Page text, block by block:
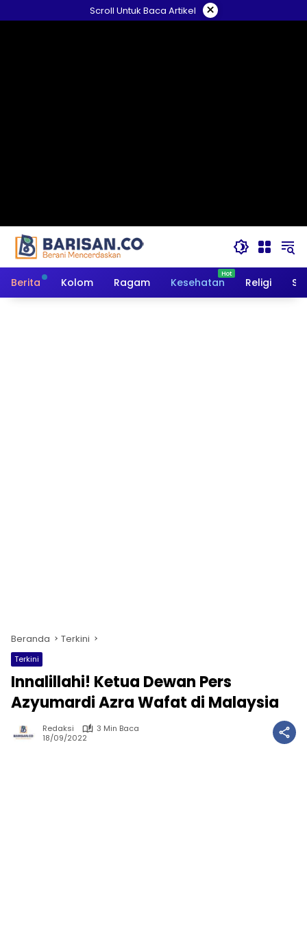
ke
Scroll Untuk Baca Artikel ×
Berita Kolom Ragam Kesehatan Religi
Beranda Terkini
Terkini
Innalillahi! Ketua Dewan Pers
Azyumardi Azra Wafat di Malaysia
Redaksi
3 Min Baca
18/09/2022